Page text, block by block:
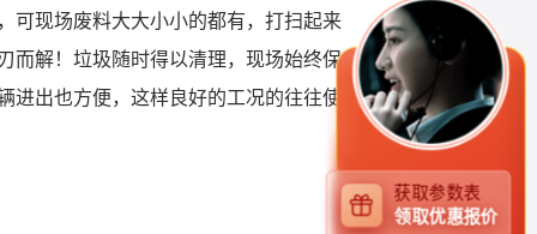
可现场废料大大小小的都有，打扫起来
而解！垃圾随时得以清理，现场始终保
进出也方便，这样良好的工况的往往使
获取参数表
领取优惠报价